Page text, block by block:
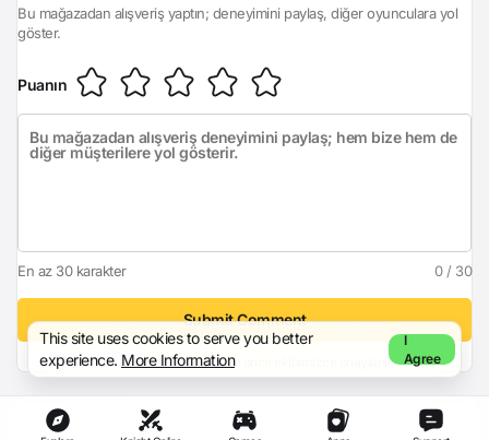
Bu mağazadan alışveriş yaptın; deneyimini paylaş, diğer oyunculara yol
göster.
Puanın
En az 30 karakter 0 / 30
Submit Comment
Yorumun, yayınlanmadan önce ekibimizce onaylanır.
This site uses cookies to serve you better
experience. More Information
I
Agree